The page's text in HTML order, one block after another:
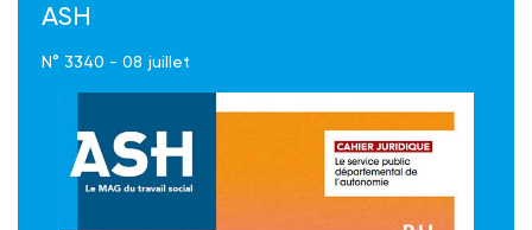
ASH
N° 3340 - 08 juillet